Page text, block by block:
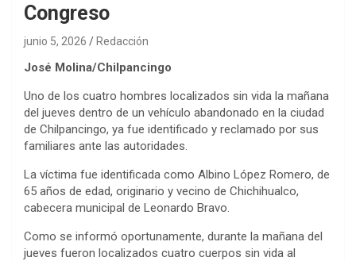
Congreso
junio 5, 2026 Redacción
José Molina/Chilpancingo
Uno de los cuatro hombres localizados sin vida la mañana
del jueves dentro de un vehículo abandonado en la ciudad
de Chilpancingo, ya fue identificado y reclamado por sus
familiares ante las autoridades.
La víctima fue identificada como Albino López Romero, de
65 años de edad, originario y vecino de Chichihualco,
cabecera municipal de Leonardo Bravo.
Como se informó oportunamente, durante la mañana del
jueves fueron localizados cuatro cuerpos sin vida al